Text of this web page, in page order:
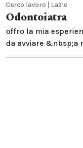
Cerco lavoro | Lazio
Odontoiatra
offro la mia
da avviare &nbsp;a